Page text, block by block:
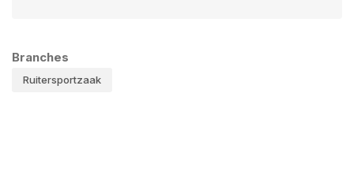
Branches
Ruitersportzaak